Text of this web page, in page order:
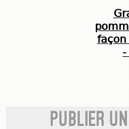
-
Publier